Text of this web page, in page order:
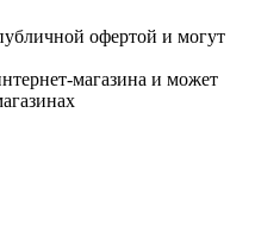
офертой и могут
магазина и может